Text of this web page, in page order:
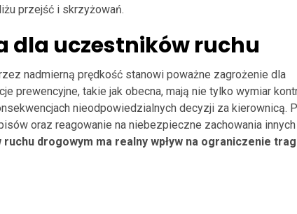
przejść i skrzyżowań.
dla uczestników ruchu
nadmierną prędkość stanowi poważne zagrożenie dla
prewencyjne, takie jak obecna, mają nie tylko wymiar
nieodpowiedzialnych decyzji za kierownicą.
oraz reagowanie na niebezpieczne zachowania innych
drogowym ma realny wpływ na ograniczenie